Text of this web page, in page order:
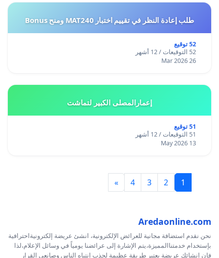
طلب إعادة النظر في تقييم اختبار MAT240 ومنح Bonus
52 توقيع
52 التوقيعات / 12 أشهر
26 Mar 2026
إعمارالمصلى الكبير لتماشت
51 توقيع
51 التوقيعات / 12 أشهر
13 May 2026
1
2
3
4
»
Aredaonline.com
نحن نقدم استضافة مجانية للعرائض الإلكترونية، انشئ عريضة إلكترونيةاحترافية
بإستخدام خدمتناالمميزة،يتم الإشارة إلى عرائضنا يومياً في وسائل الإعلام،لذا
فإن إنشائك عريضة يعتبر طريقة عظيمة لجذب إنتباه الناس وصانعي القرار